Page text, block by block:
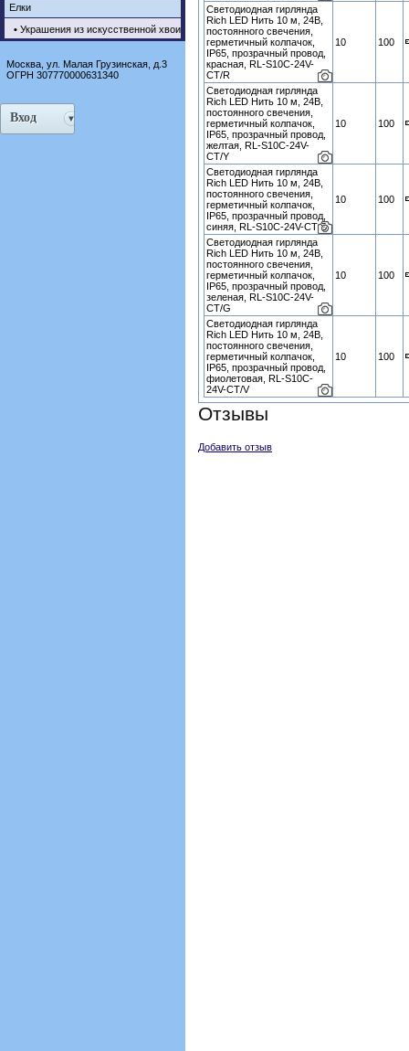
Елки
• Украшения из искусственной хвои
Москва, ул. Малая Грузинская, д.3
ОГРН 307770000631340
Вход
Светодиодная гирлянда
Rich LED Нить 10 м, 24В,
постоянного свечения,
герметичный колпачок,
IP65, прозрачный провод,
красная, RL-S10C-24V-
CT/R
10 100
Светодиодная гирлянда
Rich LED Нить 10 м, 24В,
постоянного свечения,
герметичный колпачок,
IP65, прозрачный провод,
желтая, RL-S10C-24V-
CT/Y
10 100
Светодиодная гирлянда
Rich LED Нить 10 м, 24В,
постоянного свечения,
герметичный колпачок,
IP65, прозрачный провод,
синяя, RL-S10C-24V-CT/B
10 100
Светодиодная гирлянда
Rich LED Нить 10 м, 24В,
постоянного свечения,
герметичный колпачок,
IP65, прозрачный провод,
зеленая, RL-S10C-24V-
CT/G
10 100
Светодиодная гирлянда
Rich LED Нить 10 м, 24В,
постоянного свечения,
герметичный колпачок,
IP65, прозрачный провод,
фиолетовая, RL-S10C-
24V-CT/V
10 100
Отзывы
Добавить отзыв